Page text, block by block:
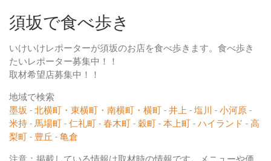
須坂で食べ歩き
いけいけレポーターが須坂のお店を食べ歩きます。食べ歩き
たいレポーター募集中！！
取材希望店募集中！！
地域で検索
墨坂 - 北横町・東横町・南横町・横町 - 井上 - 塩川 - 小河原 -
米持 - 馬場町 - 仁礼町 - 春木町 - 穀町 - 本上町 - ハイランド - 高
梨町 - 豊丘 - 亀倉